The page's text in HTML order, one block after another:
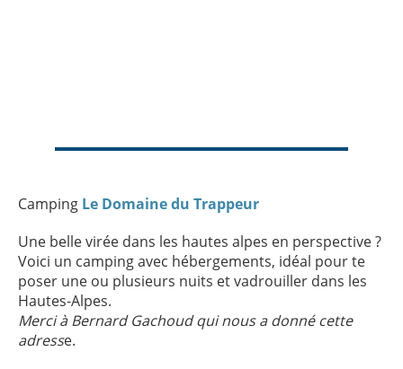
Camping Le Domaine du Trappeur
Une belle virée dans les hautes alpes en perspective ?
Voici un camping avec hébergements, idéal pour te
poser une ou plusieurs nuits et vadrouiller dans les
Hautes-Alpes.
Merci à Bernard Gachoud qui nous a donné cette
adresse.